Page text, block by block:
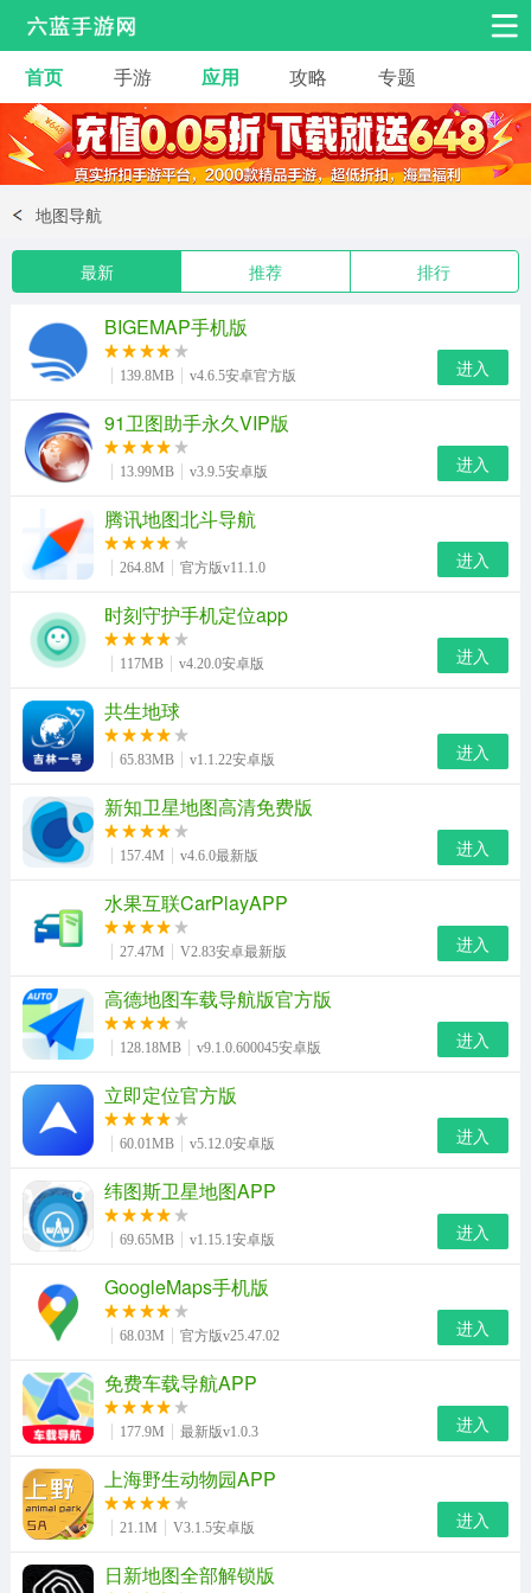
安卓手游 手游工具
热门手游 角色扮演 益智休闲
动作射击
冒险解谜 经营养成 音乐舞蹈
体育竞技 桌游棋牌 手游工具
首页 手游 应用 攻略 专题
地图导航
最新 推荐 排行
BIGEMAP手机版
139.8MB v4.6.5安卓官方版 进入
91卫图助手永久VIP版
13.99MB v3.9.5安卓版 进入
腾讯地图北斗导航
264.8M 官方版v11.1.0 进入
时刻守护手机定位app
117MB v4.20.0安卓版 进入
共生地球
65.83MB v1.1.22安卓版 进入
新知卫星地图高清免费版
157.4M v4.6.0最新版 进入
水果互联CarPlayAPP
27.47M V2.83安卓最新版 进入
高德地图车载导航版官方版
128.18MB v9.1.0.600045安卓版 进入
立即定位官方版
60.01MB v5.12.0安卓版 进入
纬图斯卫星地图APP
69.65MB v1.15.1安卓版 进入
GoogleMaps手机版
68.03M 官方版v25.47.02 进入
免费车载导航APP
177.9M 最新版v1.0.3 进入
上海野生动物园APP
21.1M V3.1.5安卓版 进入
日新地图全部解锁版